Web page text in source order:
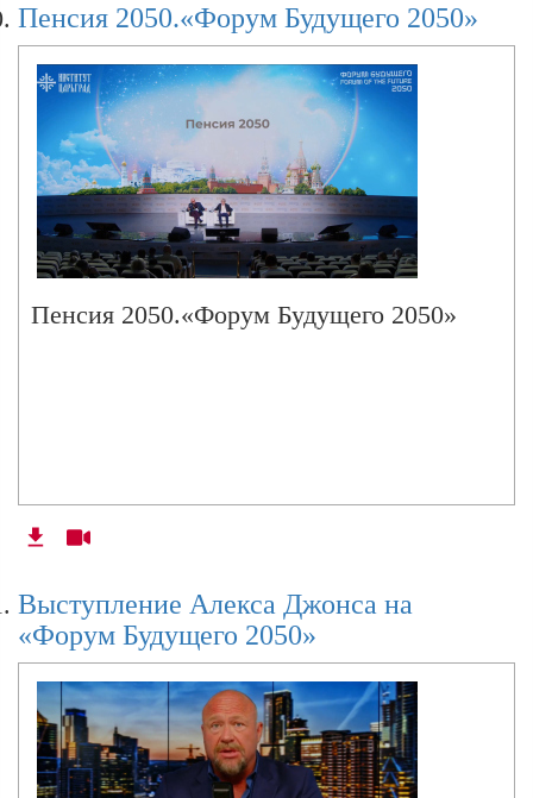
Пенсия 2050.«Форум Будущего 2050»
Пенсия 2050.«Форум Будущего 2050»
Выступление Алекса Джонса на
«Форум Будущего 2050»